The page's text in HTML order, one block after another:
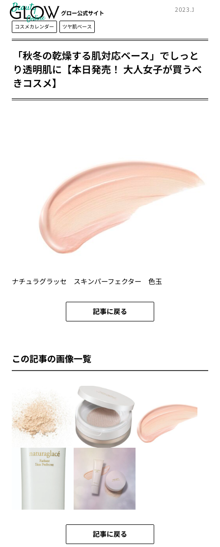
グロー公式サイト 2023.10.20
Beauty
コスメカレンダー ツヤ肌ベース
「秋冬の乾燥する肌対応ベース」でしっと
り透明肌に【本日発売！ 大人女子が買うべ
きコスメ】
ナチュラグラッセ スキンパーフェクター 色玉
記事に戻る
この記事の画像一覧
記事に戻る